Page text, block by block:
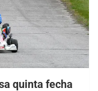
quinta fecha